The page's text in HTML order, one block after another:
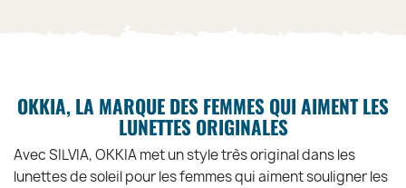
OKKIA, LA MARQUE DES FEMMES QUI AIMENT LES
LUNETTES ORIGINALES
Avec SILVIA, OKKIA met un style très original dans les
lunettes de soleil pour les femmes qui aiment souligner les